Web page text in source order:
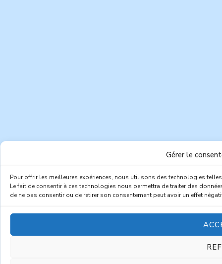
Gérer le
Pour offrir les meilleures expériences, nous utilisons des technologies
Le fait de consentir à ces technologies nous permettra de traiter des
de ne pas consentir ou de retirer son consentement peut avoir un effet